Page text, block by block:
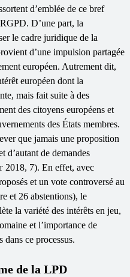
d’emblée de ce bref
D’une part, la
le cadre juridique de la
d’une impulsion partagée
européen. Autrement dit,
européen dont la
mais fait suite à des
des citoyens européens et
des États membres.
que jamais une proposition
d’autant de demandes
2018, 7). En effet, avec
et un vote controversé au
et 26 abstentions), le
la variété des intérêts en jeu,
et l’importance de
dans ce processus.
de la LPD